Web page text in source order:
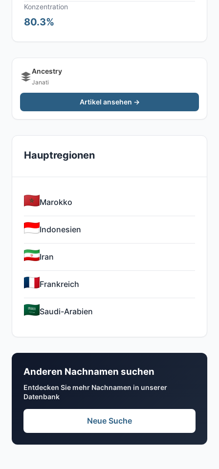
Konzentration
80.3%
Ancestry
Janati
Artikel ansehen →
Hauptregionen
Marokko
Indonesien
Iran
Frankreich
Saudi-Arabien
Anderen Nachnamen suchen
Entdecken Sie mehr Nachnamen in unserer
Datenbank
Neue Suche